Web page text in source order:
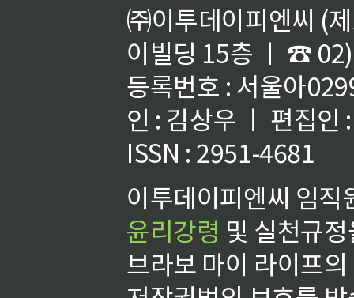
㈜이투데이피엔씨 (
이빌딩 15층 ㅣ ☎
등록번호 : 서울아
인 : 김상우 ㅣ 편집인
ISSN : 2951-4681
이투데이피엔씨 임
윤리강령 및 실천규
브라보 마이 라이프